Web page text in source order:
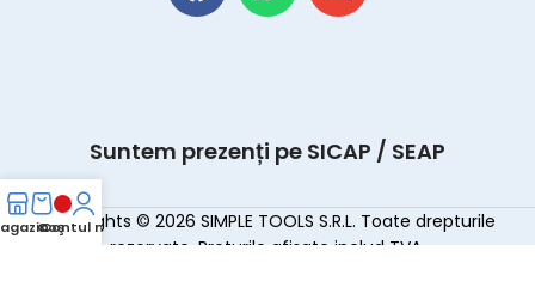
Suntem prezenți pe SICAP / SEAP
Copyrights © 2026 SIMPLE TOOLS S.R.L. Toate drepturile
rezervate. Preturile afisate includ TVA.
Coş
Contul meu